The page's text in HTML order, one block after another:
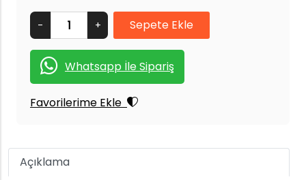
- +
Whatsapp İle Sipariş
Favorilerime Ekle
Açıklama